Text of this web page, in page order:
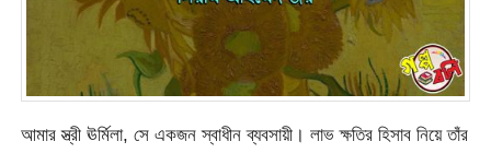
আমার স্ত্রী ঊর্মিলা, সে একজন স্বাধীন ব্যবসায়ী। লাভ ক্ষতির হিসাব নিয়ে তাঁর